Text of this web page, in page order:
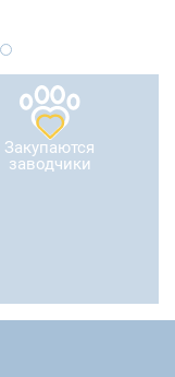
Закупаются
заводчики